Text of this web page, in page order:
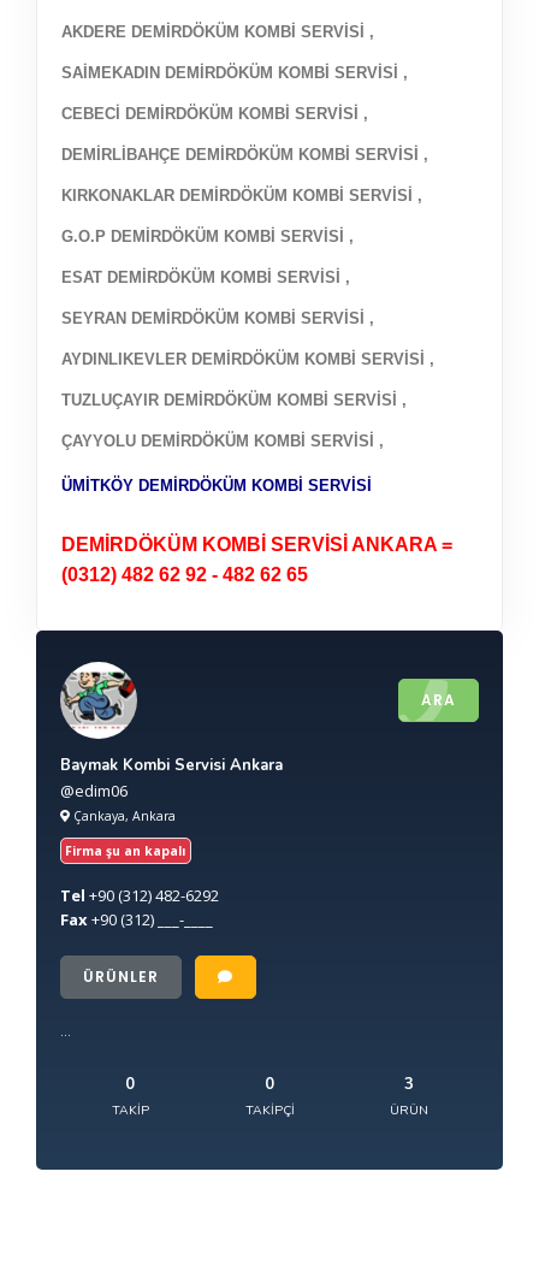
AKDERE DEMİRDÖKÜM KOMBİ SERVİSİ ,
SAİMEKADIN DEMİRDÖKÜM KOMBİ SERVİSİ ,
CEBECİ DEMİRDÖKÜM KOMBİ SERVİSİ ,
DEMİRLİBAHÇE DEMİRDÖKÜM KOMBİ SERVİSİ ,
KIRKONAKLAR DEMİRDÖKÜM KOMBİ SERVİSİ ,
G.O.P DEMİRDÖKÜM KOMBİ SERVİSİ ,
ESAT DEMİRDÖKÜM KOMBİ SERVİSİ ,
SEYRAN DEMİRDÖKÜM KOMBİ SERVİSİ ,
AYDINLIKEVLER DEMİRDÖKÜM KOMBİ SERVİSİ ,
TUZLUÇAYIR DEMİRDÖKÜM KOMBİ SERVİSİ ,
ÇAYYOLU DEMİRDÖKÜM KOMBİ SERVİSİ ,
ÜMİTKÖY DEMİRDÖKÜM KOMBİ SERVİSİ
DEMİRDÖKÜM KOMBİ SERVİSİ ANKARA =
(0312) 482 62 92 - 482 62 65
ARA
Baymak Kombi Servisi Ankara
@edim06
Çankaya, Ankara
Firma şu an kapalı
Tel +90(312) 482-6292
Fax+90(312) ___-____
ÜRÜNLER
0
TAKIP
0
TAKIPÇI
3
ÜRÜN